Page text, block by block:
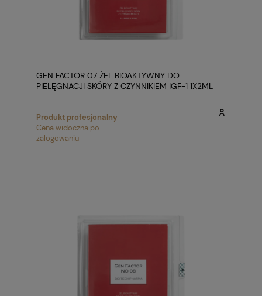
GEN FACTOR 07 ŻEL BIOAKTYWNY DO
PIELĘGNACJI SKÓRY Z CZYNNIKIEM IGF-1 1X2ML
Produkt profesjonalny
Cena widoczna po
zalogowaniu